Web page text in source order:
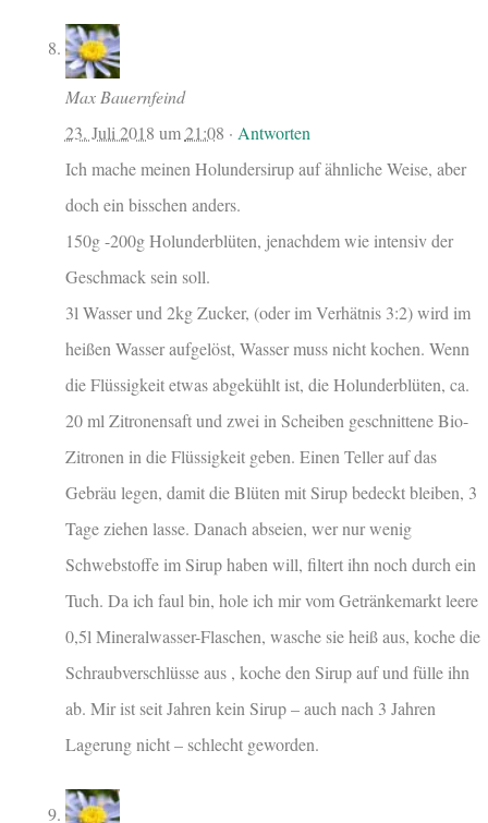
Max Bauernfeind
23. Juli 2018 um21:08 · Antworten
Ich mache meinen Holundersirup auf ähnliche Weise, aber
doch ein bisschen anders.
150g -200g Holunderblüten, jenachdem wie intensiv der
Geschmack sein soll.
3l Wasser und 2kg Zucker, (oder im Verhätnis 3:2) wird im
heißen Wasser aufgelöst, Wasser muss nicht kochen. Wenn
die Flüssigkeit etwas abgekühlt ist, die Holunderblüten, ca.
20 ml Zitronensaft und zwei in Scheiben geschnittene Bio-
Zitronen in die Flüssigkeit geben. Einen Teller auf das
Gebräu legen, damit die Blüten mit Sirup bedeckt bleiben, 3
Tage ziehen lasse. Danach abseien, wer nur wenig
Schwebstoffe im Sirup haben will, filtert ihn noch durch ein
Tuch. Da ich faul bin, hole ich mir vom Getränkemarkt leere
0,5l Mineralwasser-Flaschen, wasche sie heiß aus, koche die
Schraubverschlüsse aus , koche den Sirup auf und fülle ihn
ab. Mir ist seit Jahren kein Sirup – auch nach 3 Jahren
Lagerung nicht – schlecht geworden.